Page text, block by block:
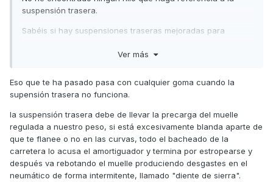
suspensión trasera.
Sabéis si hay suspensiones traseras mejoradas para
Cambié las gomas hace 2000km, las mismas que monto
Ayer, al llegar al parquing de casa, me fije en qué la rueda
trasera está completamente escalonada, solo por las zonas
externas. Pensé què igual es un problema de fabrica pero
no, el mecánico me ha comentado, que al inclinar la moto,
el neumático debido a que las suspensiones no són
Ver más
Eso que te ha pasado pasa con cualquier goma cuando la
supensión trasera no funciona.
la suspensión trasera debe de llevar la precarga del muelle
regulada a nuestro peso, si está excesivamente blanda aparte de
que te flanee o no en las curvas, todo el bacheado de la
carretera lo acusa el amortiguador y termina por estropearse y
después va rebotando el muelle produciendo desgastes en el
neumático de forma intermitente, llamado "diente de sierra".